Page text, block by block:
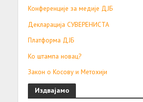
Конференције за медије ДЈБ
Декларација СУВЕРЕНИСТА
Платформа ДЈБ
Ко штампа новац?
Закон о Косову и Метохији
Издвајамо